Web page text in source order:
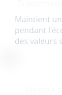
Maintient
pendant
des valeurs